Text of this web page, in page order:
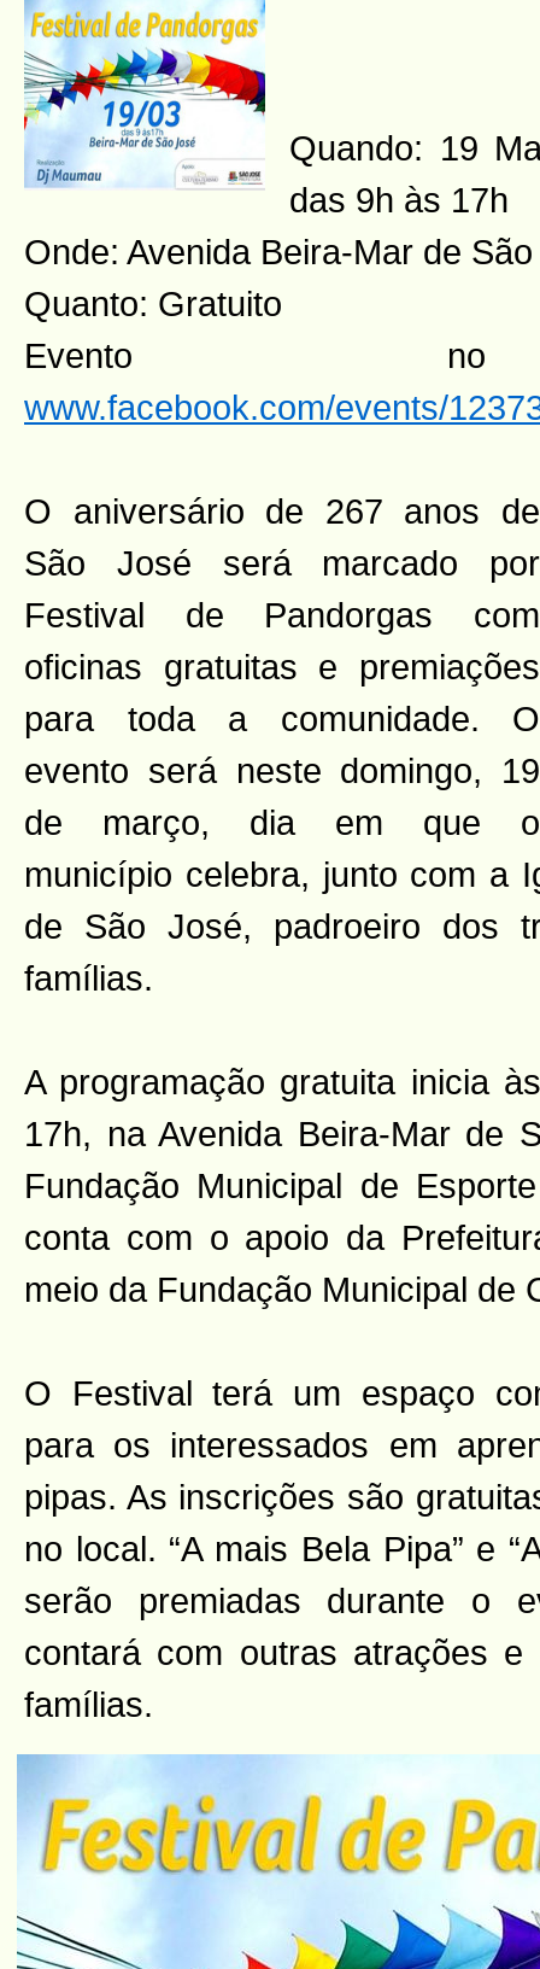
Quando: 19
das 9h às 17h
Onde: Avenida Beira-Mar de
Quanto: Gratuito
Evento
www.facebook.com/events/
O aniversário de 267 anos de
São José será marcado por
Festival de Pandorgas com
oficinas gratuitas e premiações
para toda a comunidade. O
evento será neste domingo, 19
de março, dia em que o
município celebra, junto com a
de São José, padroeiro dos
famílias.
A programação gratuita inicia
17h, na Avenida Beira-Mar de
Fundação Municipal de
conta com o apoio da
meio da Fundação Municipal de
O Festival terá um espaço
para os interessados em
pipas. As inscrições são
no local. “A mais Bela Pipa” e
serão premiadas durante o
contará com outras atrações
famílias.